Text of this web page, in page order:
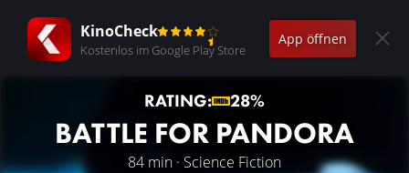
KinoCheck
Kostenlos im Google Play Store
App öffnen
RATING: 28%
BATTLE FOR PANDORA
84 min · Science Fiction